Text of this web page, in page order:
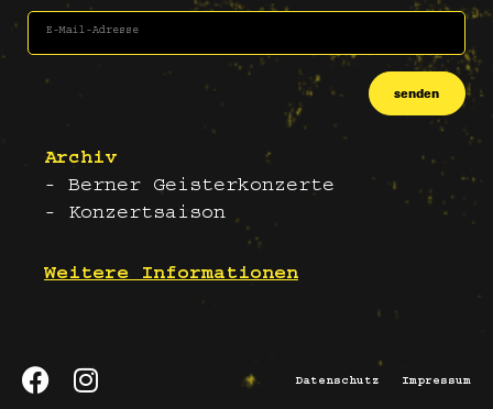
senden
Archiv
- Berner Geisterkonzerte
- Konzertsaison
Weitere Informationen
Datenschutz Impressum